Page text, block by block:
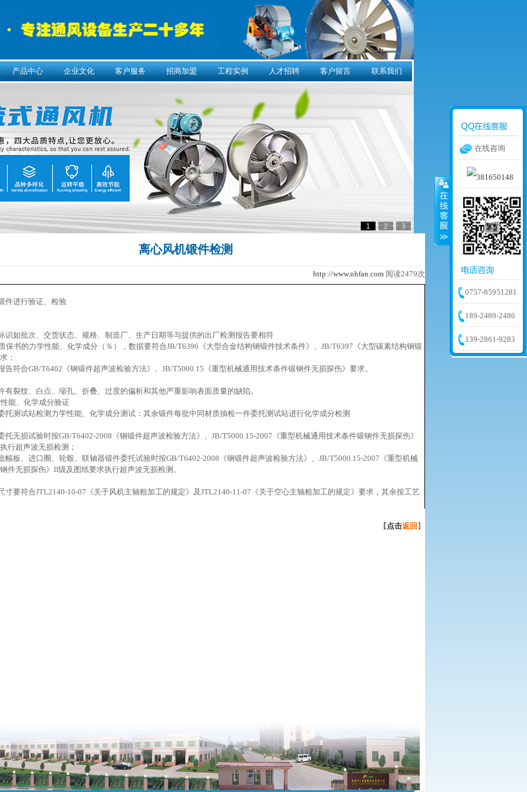
产品中心 企业文化 客户服务 招商加盟 工程实例 人才招聘 客户留言 联系我们
1 2 3
离心风机锻件检测
http://www.nhfan.com 阅读2479次
件进行验证、检验
识如批次、交货状态、规格、制造厂、生产日期等与提供的出厂检测报告要相符
保书的力学性能、化学成分（％），数据要符合JB/T6396《大型合金结构钢锻件技术条件》、JB/T6397《大型碳素结构钢锻
：
告符合GB/T6402《钢锻件超声波检验方法》、JB/T5000.15《重型机械通用技术条件锻钢件无损探伤》要求。
有裂纹、白点、缩孔、折叠、过度的偏析和其他严重影响表面质量的缺陷。
能、化学成分验证
托测试站检测力学性能、化学成分测试：其余锻件每批中同材质抽检一件委托测试站进行化学成分检测
托无损试验时按GB/T6402-2008《钢锻件超声波检验方法》、JB/T5000.15-2007《重型机械通用技术条件锻钢件无损探伤》
行超声波无损检测；
幅板、进口圈、轮毂、联轴器锻件委托试验时按GB/T6402-2008《钢锻件超声波检验方法》、JB/T5000.15-2007《重型机械
件无损探伤》II级及图纸要求执行超声波无损检测。
寸要符合JTL2140-10-07《关于风机主轴粗加工的规定》及JTL2140-11-07《关于空心主轴粗加工的规定》要求，其余按工艺
【 点击返回 】
在线咨询
0757-85951281
189-2489-2486
139-2861-9283